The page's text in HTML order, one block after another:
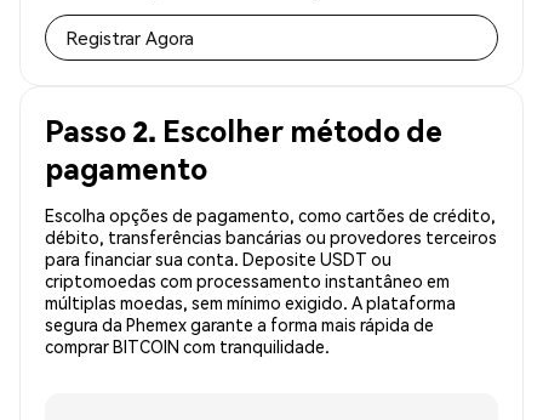
Registrar Agora
Passo 2. Escolher método de
pagamento
Escolha opções de pagamento, como cartões de crédito,
débito, transferências bancárias ou provedores terceiros
para financiar sua conta. Deposite USDT ou
criptomoedas com processamento instantâneo em
múltiplas moedas, sem mínimo exigido. A plataforma
segura da Phemex garante a forma mais rápida de
comprar BITCOIN com tranquilidade.